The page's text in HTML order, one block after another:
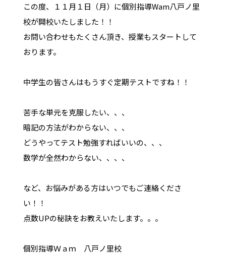
この度、１１月１日（月）に個別指導Wam八戸ノ里
校が開校いたしました！！
お問い合わせもたくさん頂き、授業もスタートして
おります。
中学生の皆さんはもうすぐ定期テストですね！！
苦手な単元を克服したい、、、
暗記の方法がわからない、、、
どうやってテスト勉強すればいいの、、、
数学が全然わからない、、、、
など、お悩みがある方はいつでもご連絡くださ
い！！
点数UPの秘訣をお教えいたします。。。
個別指導Ｗａｍ 八戸ノ里校